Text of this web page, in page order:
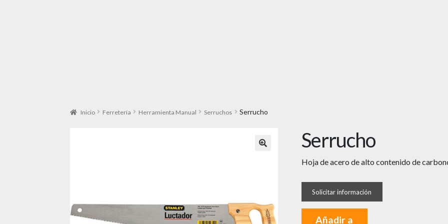
Inicio Ferretería Herramienta Manual Serruchos Serrucho
Serrucho
Hoja de acero de alto contenido de
Añadir a